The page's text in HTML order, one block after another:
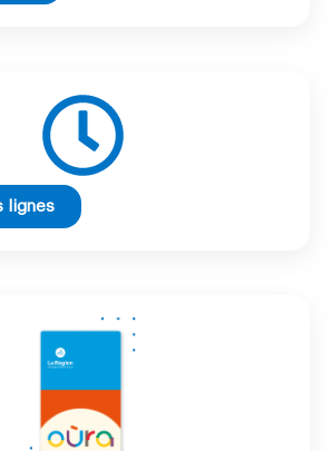
lignes